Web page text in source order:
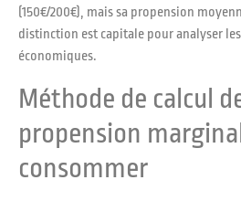
(150€/200€), mais sa propension
distinction est capitale pour analyser
économiques.
Méthode de calcul
propension
consommer